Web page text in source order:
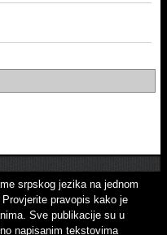
srpskog jezika na jednom
pravopis kako je
Sve publikacije su u
napisanim tekstovima